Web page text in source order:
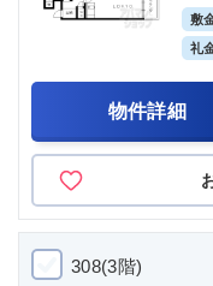
敷
礼
物件詳細
308(3階)